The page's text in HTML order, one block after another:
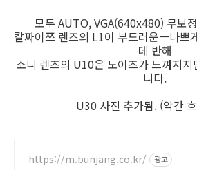
모두 AUTO, VGA(640x480) 무보
칼짜이쯔 렌즈의 L1이 부드러운ㅡ나쁘
데 반해
소니 렌즈의 U10은 노이즈가 느껴지지
니다.
U30 사진 추가됨. (약간
https://m.bunjang.co.kr/ 광고